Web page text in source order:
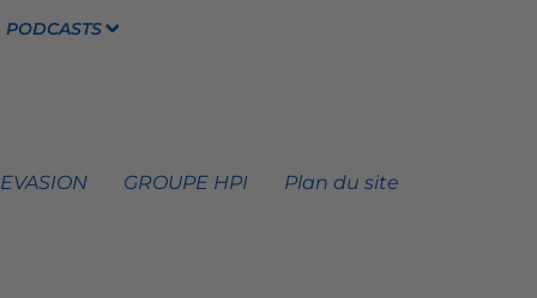
PODCASTS
GROUPE HPI Plan du site